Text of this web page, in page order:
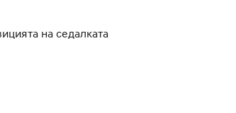
на седалката